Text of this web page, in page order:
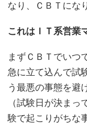
なり、ＣＢＴにな
これはＩＴ系営業
まずＣＢＴでいつ
急に立て込んで試
う最悪の事態を避
（試験日が決ま
験で起こりがちな